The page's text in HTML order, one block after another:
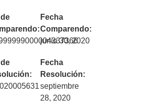
de
Fecha
Comparendo:
junio 30, 2020
de
Fecha
Resolución:
septiembre
28, 2020